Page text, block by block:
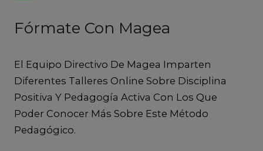
Fórmate Con Magea
El Equipo Directivo De Magea Imparten
Diferentes Talleres Online Sobre Disciplina
Positiva Y Pedagogía Activa Con Los Que
Poder Conocer Más Sobre Este Método
Pedagógico.